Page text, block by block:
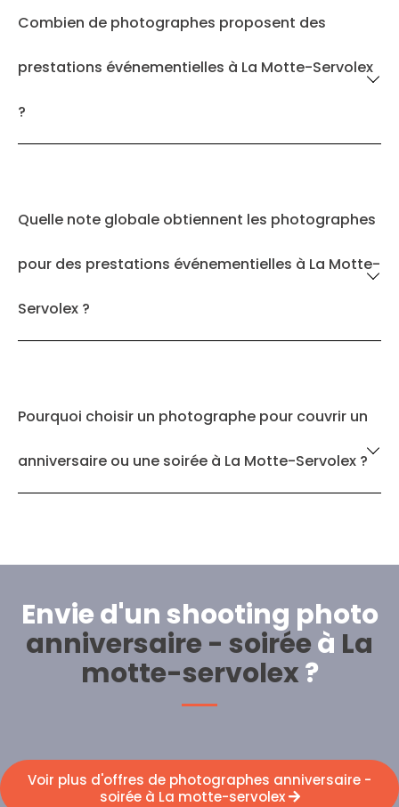
Combien de photographes proposent des
prestations événementielles à La Motte-Servolex
?
Quelle note globale obtiennent les photographes
pour des prestations événementielles à La Motte-
Servolex ?
Pourquoi choisir un photographe pour couvrir un
anniversaire ou une soirée à La Motte-Servolex ?
Envie d'un shooting photo
anniversaire - soiréeà La
motte-servolex?
Voir plus d'offres de photographes anniversaire -
soirée à La motte-servolex